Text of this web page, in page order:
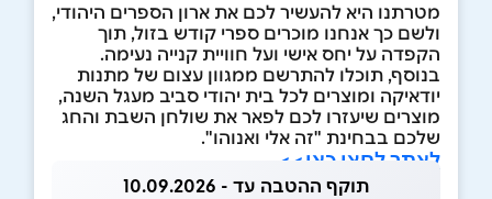
מטרתנו היא להעשיר לכם את ארון הספרים היהודי,
ולשם כך אנחנו מוכרים ספרי קודש בזול, תוך
הקפדה על יחס אישי ועל חוויית קנייה נעימה.
בנוסף, תוכלו להתרשם ממגוון עצום של מתנות
יודאיקה ומוצרים לכל בית יהודי סביב מעגל השנה,
מוצרים שיעזרו לכם לפאר את שולחן השבת והחג
שלכם בבחינת "זה אלי ואנוהו".
לאתר לחצו כאן>>
תוקף ההטבה עד - 10.09.2026